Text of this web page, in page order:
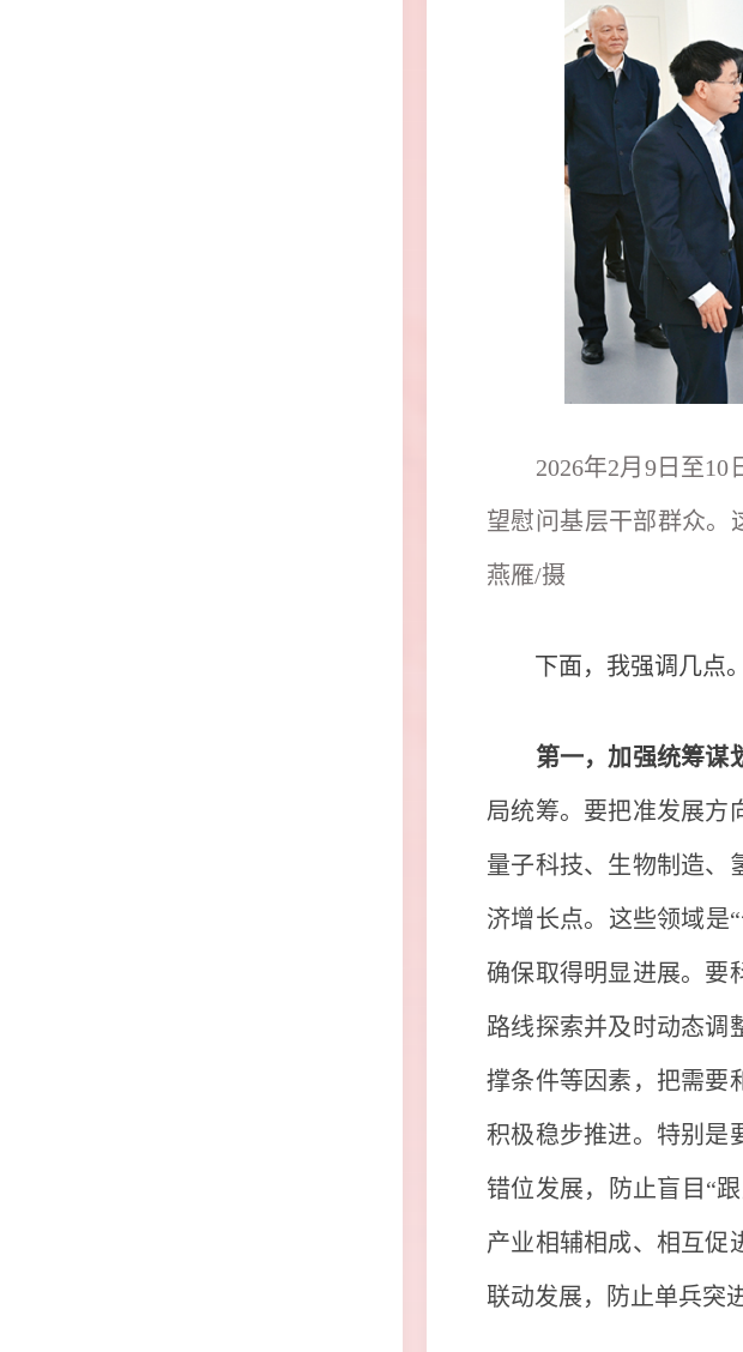
2026年2月9日至
望慰问基层干部群众。
燕雁/摄
下面，我强调几点。
第一，加强统筹谋
局统筹。要把准发展方
量子科技、生物制造、
济增长点。这些领域是
确保取得明显进展。要
路线探索并及时动态调
撑条件等因素，把需要
积极稳步推进。特别是
错位发展，防止盲目“
产业相辅相成、相互促
联动发展，防止单兵突